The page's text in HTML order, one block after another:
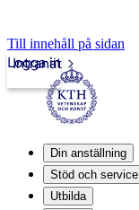
Till innehåll på sidan
Intranät
Logga in
Din anställning
Stöd och service
Utbilda